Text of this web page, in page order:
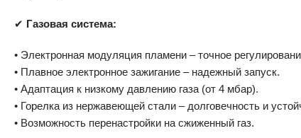
✔ Газовая система:
• Электронная модуляция пламени – точное
• Плавное электронное зажигание – надежный запуск.
• Адаптация к низкому давлению газа (от 4 мбар).
• Горелка из нержавеющей стали – долговечность и
• Возможность перенастройки на сжиженный газ.